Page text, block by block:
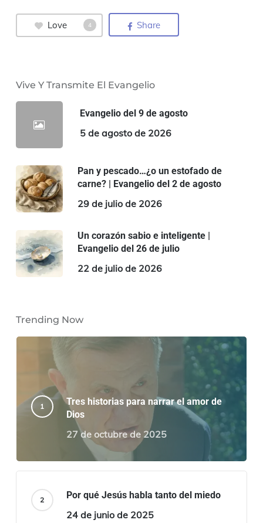
Love 4 Share
Vive Y Transmite El Evangelio
Evangelio del 9 de agosto
5 de agosto de 2026
Pan y pescado…¿o un estofado de
carne? | Evangelio del 2 de agosto
29 de julio de 2026
Un corazón sabio e inteligente |
Evangelio del 26 de julio
22 de julio de 2026
Trending Now
Tres historias para narrar el amor de
Dios
27 de octubre de 2025
Por qué Jesús habla tanto del miedo
24 de junio de 2025